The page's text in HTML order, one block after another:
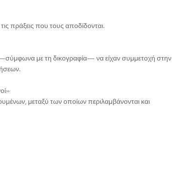
πράξεις που τους αποδίδονται.
με τη δικογραφία— να είχαν συμμετοχή στην
μεταξύ των οποίων περιλαμβάνονται και